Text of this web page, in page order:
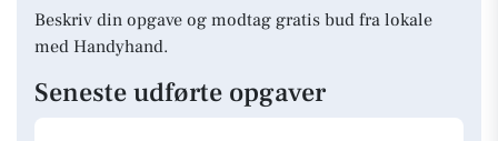
Beskriv din opgave og modtag gratis bud fra lokale
med Handyhand.
Seneste udførte opgaver